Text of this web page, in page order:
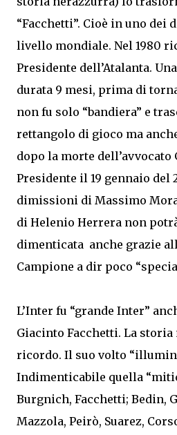
“Facchetti”. Cioè in uno
livello mondiale. Nel 1980
Presidente dell’Atalanta.
durata 9 mesi, prima di
non fu solo “bandiera” e
rettangolo di gioco ma
dopo la morte dell’avvocato
Presidente il 19 gennaio del
dimissioni di Massimo
di Helenio Herrera non
dimenticata anche grazie
Campione a dir poco
L’Inter fu “grande Inter”
Giacinto Facchetti. La
ricordo. Il suo volto
Indimenticabile quella
Burgnich, Facchetti; Bedin,
Mazzola, Peirò, Suarez,